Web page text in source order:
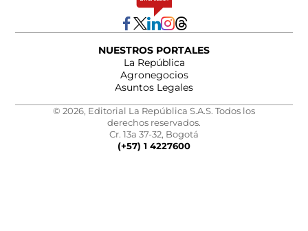
NUESTROS PORTALES
La República
Agronegocios
Asuntos Legales
© 2026, Editorial La República S.A.S. Todos los
derechos reservados.
Cr. 13a 37-32, Bogotá
(+57) 1 4227600